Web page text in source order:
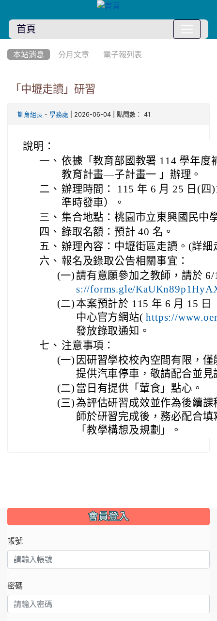
首頁
本站消息 分月文章 電子報列表
「中壢走讀」研習
訓育組長 - 學務處 | 2026-06-04 | 點閱數： 41
說明：
一、 依據「教育部國教署 114 學年度
教育計畫—子計畫一 」辦理。
二、 辦理時間： 115 年 6 月 25 日(四
準時發車）。
三、 集合地點：桃園市立東興國民中
四、 錄取名額：預計 40 名。
五、 辦理內容：中壢街區走讀。(詳
六、 報名及錄取公告相關事宜：
(一) 請有意願參加之教師，請於
s://forms.gle/
(二) 本案預計於 115 年 6 月 15
中心官方網站(https://
發放錄取通知。
七、 注意事項：
(一) 因研習學校校內空間有限，
提供汽車停車，敬請配合並見
(二) 當日有提供「葷食」點心。
(三)為評估研習成效並作為後續
師於研習完成後，務必配合
「教學構想及規劃」。
::: 會員登入
帳號
密碼